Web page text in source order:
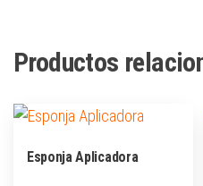
Productos
Esponja Aplicadora